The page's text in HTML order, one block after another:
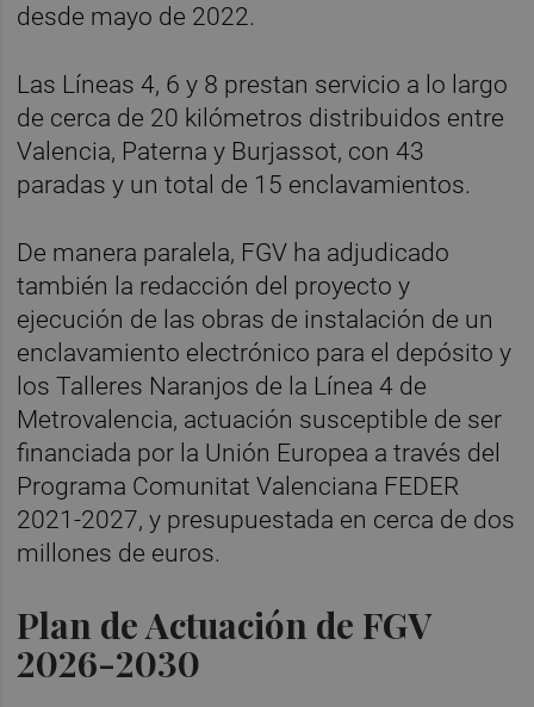
desde mayo de 2022.
Las Líneas 4, 6 y 8 prestan servicio a lo largo
de cerca de 20 kilómetros distribuidos entre
Valencia, Paterna y Burjassot, con 43
paradas y un total de 15 enclavamientos.
De manera paralela, FGV ha adjudicado
también la redacción del proyecto y
ejecución de las obras de instalación de un
enclavamiento electrónico para el depósito y
los Talleres Naranjos de la Línea 4 de
Metrovalencia, actuación susceptible de ser
financiada por la Unión Europea a través del
Programa Comunitat Valenciana FEDER
2021-2027, y presupuestada en cerca de dos
millones de euros.
Plan de Actuación de FGV
2026-2030